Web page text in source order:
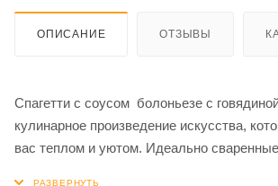
ОПИСАНИЕ ОТЗЫВЫ
Спагетти с соусом болоньезе с
кулинарное произведение искусства,
вас теплом и уютом. Идеально сваренные